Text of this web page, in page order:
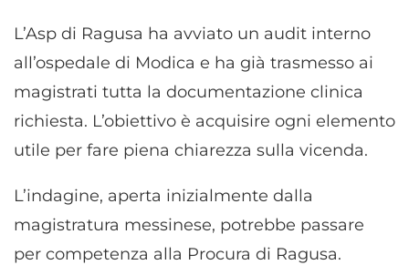
L’Asp di Ragusa ha avviato un audit interno
all’ospedale di Modica e ha già trasmesso ai
magistrati tutta la documentazione clinica
richiesta. L’obiettivo è acquisire ogni elemento
utile per fare piena chiarezza sulla vicenda.
L’indagine, aperta inizialmente dalla
magistratura messinese, potrebbe passare
per competenza alla Procura di Ragusa.